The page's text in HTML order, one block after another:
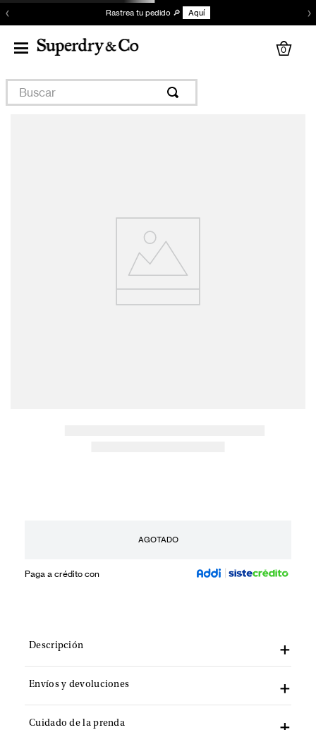
‹ Rastrea tu pedido 🔎 Aquí ›
0
Buscar
AGOTADO
Paga a crédito con
Descripción
Envíos y devoluciones
Cuidado de la prenda